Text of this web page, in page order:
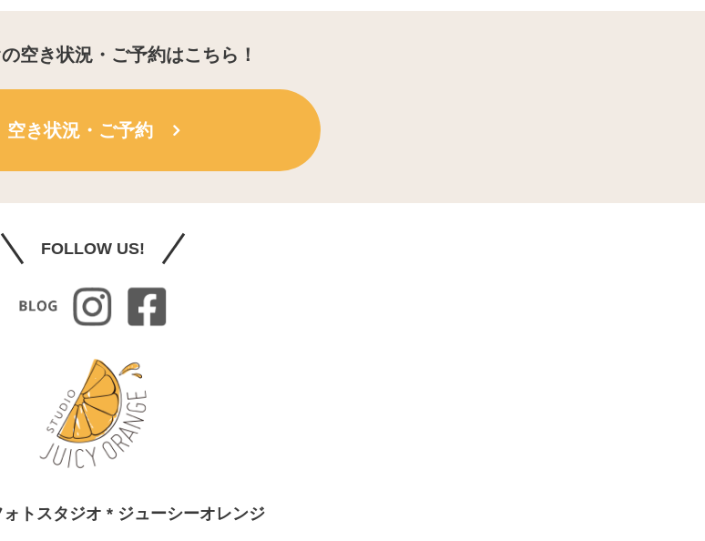
空き状況・ご予約はこちら！
空き状況・ご予約
FOLLOW US!
トスタジオ * ジューシーオレンジ